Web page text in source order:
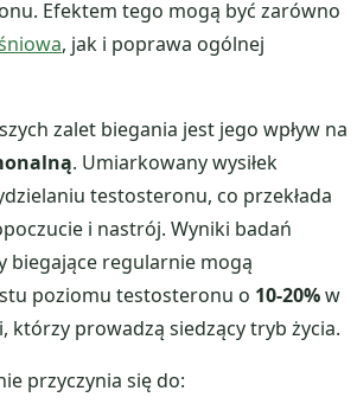
Efektem tego mogą być zarówno
, jak i poprawa ogólnej
zalet biegania jest jego wpływ na
. Umiarkowany wysiłek
testosteronu, co przekłada
i nastrój. Wyniki badań
biegające regularnie mogą
poziomu testosteronu o 10-20%w
którzy prowadzą siedzący tryb życia.
przyczynia się do: